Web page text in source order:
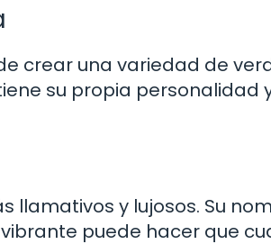
crear una variedad de
su propia personalidad
llamativos y lujosos. Su
puede hacer que